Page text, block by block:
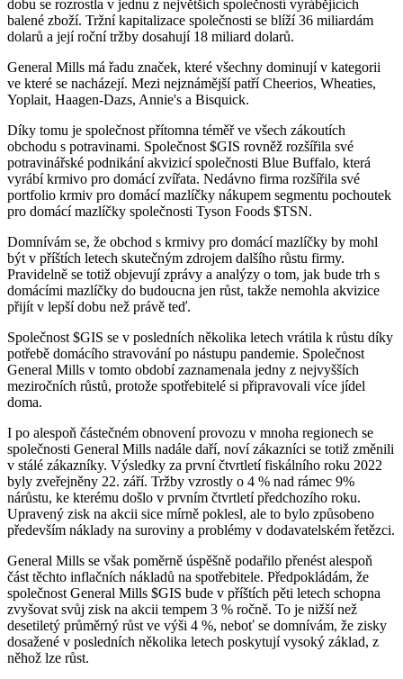
dobu se rozrostla v jednu z největších společností vyrábějících
balené zboží. Tržní kapitalizace společnosti se blíží 36 miliardám
dolarů a její roční tržby dosahují 18 miliard dolarů.
General Mills má řadu značek, které všechny dominují v kategorii
ve které se nacházejí. Mezi nejznámější patří Cheerios, Wheaties,
Yoplait, Haagen-Dazs, Annie's a Bisquick.
Díky tomu je společnost přítomna téměř ve všech zákoutích
obchodu s potravinami. Společnost $GIS rovněž rozšířila své
potravinářské podnikání akvizicí společnosti Blue Buffalo, která
vyrábí krmivo pro domácí zvířata. Nedávno firma rozšířila své
portfolio krmiv pro domácí mazlíčky nákupem segmentu pochoutek
pro domácí mazlíčky společnosti Tyson Foods $TSN.
Domnívám se, že obchod s krmivy pro domácí mazlíčky by mohl
být v příštích letech skutečným zdrojem dalšího růstu firmy.
Pravidelně se totiž objevují zprávy a analýzy o tom, jak bude trh s
domácími mazlíčky do budoucna jen růst, takže nemohla akvizice
přijít v lepší dobu než právě teď.
Společnost $GIS se v posledních několika letech vrátila k růstu díky
potřebě domácího stravování po nástupu pandemie. Společnost
General Mills v tomto období zaznamenala jedny z nejvyšších
meziročních růstů, protože spotřebitelé si připravovali více jídel
doma.
I po alespoň částečném obnovení provozu v mnoha regionech se
společnosti General Mills nadále daří, noví zákazníci se totiž změnili
v stálé zákazníky. Výsledky za první čtvrtletí fiskálního roku 2022
byly zveřejněny 22. září. Tržby vzrostly o 4 % nad rámec 9%
nárůstu, ke kterému došlo v prvním čtvrtletí předchozího roku.
Upravený zisk na akcii sice mírně poklesl, ale to bylo způsobeno
především náklady na suroviny a problémy v dodavatelském řetězci.
General Mills se však poměrně úspěšně podařilo přenést alespoň
část těchto inflačních nákladů na spotřebitele. Předpokládám, že
společnost General Mills $GIS bude v příštích pěti letech schopna
zvyšovat svůj zisk na akcii tempem 3 % ročně. To je nižší než
desetiletý průměrný růst ve výši 4 %, neboť se domnívám, že zisky
dosažené v posledních několika letech poskytují vysoký základ, z
něhož lze růst.